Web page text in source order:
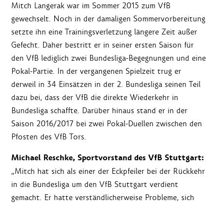
Mitch Langerak war im Sommer 2015 zum VfB
gewechselt. Noch in der damaligen Sommervorbereitung
setzte ihn eine Trainingsverletzung längere Zeit außer
Gefecht. Daher bestritt er in seiner ersten Saison für
den VfB lediglich zwei Bundesliga-Begegnungen und eine
Pokal-Partie. In der vergangenen Spielzeit trug er
derweil in 34 Einsätzen in der 2. Bundesliga seinen Teil
dazu bei, dass der VfB die direkte Wiederkehr in
Bundesliga schaffte. Darüber hinaus stand er in der
Saison 2016/2017 bei zwei Pokal-Duellen zwischen den
Pfosten des VfB Tors.
Michael Reschke, Sportvorstand des VfB Stuttgart:
„Mitch hat sich als einer der Eckpfeiler bei der Rückkehr
in die Bundesliga um den VfB Stuttgart verdient
gemacht. Er hatte verständlicherweise Probleme, sich